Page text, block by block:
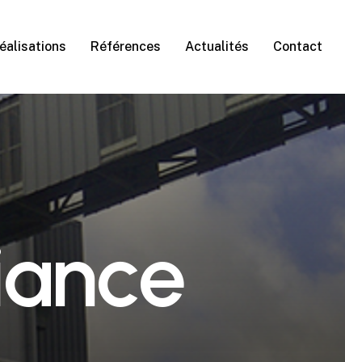
Références Actualités Contact
ance